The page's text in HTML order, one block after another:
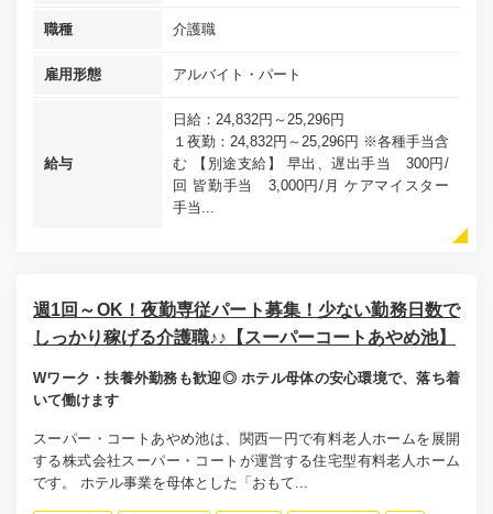
職種 介護職
雇用形態 アルバイト・パート
給与
日給：24,832円～25,296円
１夜勤：24,832円～25,296円 ※各種手当含
む 【別途支給】 早出、遅出手当 300円/
回 皆勤手当 3,000円/月 ケアマイスター
手当...
週1回～OK！夜勤専従パート募集！少ない勤務日数で
しっかり稼げる介護職♪♪【スーパーコートあやめ池】
Wワーク・扶養外勤務も歓迎◎ ホテル母体の安心環境で、落ち着
いて働けます
スーパー・コートあやめ池は、関西一円で有料老人ホームを展開
する株式会社スーパー・コートが運営する住宅型有料老人ホーム
です。 ホテル事業を母体とした「おもて...